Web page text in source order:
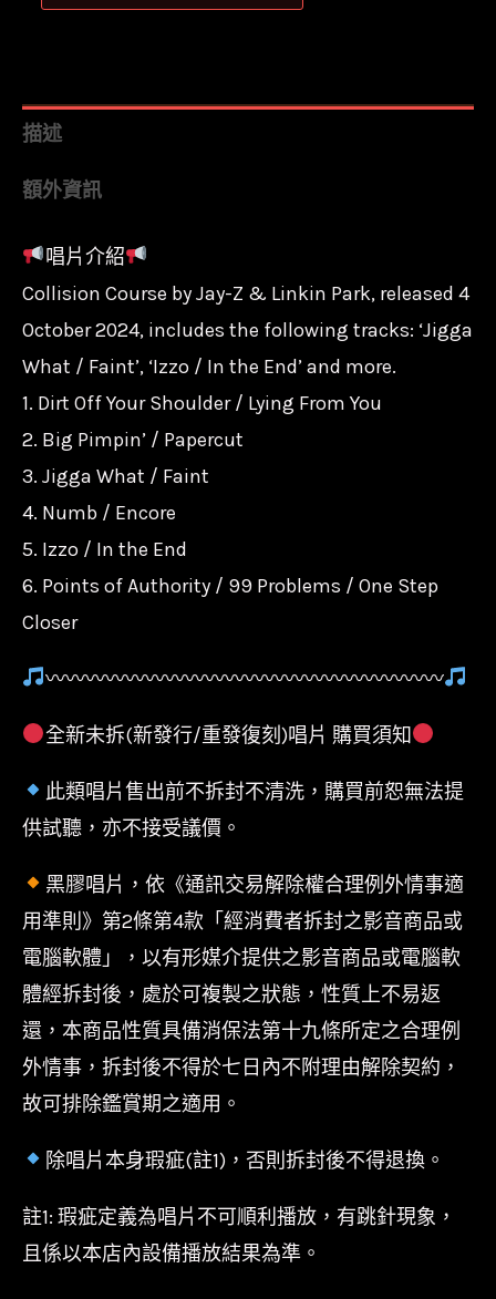
Jay-
&
Park-
Collision
Course/093624896210/
華
納
數
量
描述
額外資訊
唱片介紹
Collision Course by Jay-Z & Linkin Park, released 4
October 2024, includes the following tracks: ‘Jigga
What / Faint’, ‘Izzo / In the End’ and more.
1. Dirt Off Your Shoulder / Lying From You
2. Big Pimpin’ / Papercut
3. Jigga What / Faint
4. Numb / Encore
5. Izzo / In the End
6. Points of Authority / 99 Problems / One Step
Closer
〰〰〰〰〰〰〰〰〰〰〰〰〰〰〰〰〰〰〰〰
全新未拆(新發行/重發復刻)唱片 購買須知
此類唱片售出前不拆封不清洗，購買前恕無法提
供試聽，亦不接受議價。
黑膠唱片，依《通訊交易解除權合理例外情事適
用準則》第2條第4款「經消費者拆封之影音商品或
電腦軟體」，以有形媒介提供之影音商品或電腦軟
體經拆封後，處於可複製之狀態，性質上不易返
還，本商品性質具備消保法第十九條所定之合理例
外情事，拆封後不得於七日內不附理由解除契約，
故可排除鑑賞期之適用。
除唱片本身瑕疵(註1)，否則拆封後不得退換。
註1: 瑕疵定義為唱片不可順利播放，有跳針現象，
且係以本店內設備播放結果為準。